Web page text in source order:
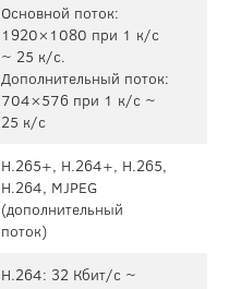
Основной поток:
1920×1080 при 1 к/c
~ 25 к/c.
Дополнительный поток:
704×576 при 1 к/c ~
25 к/c
H.265+, H.264+, H.265,
H.264, MJPEG
(дополнительный
поток)
H.264: 32 Кбит/с ~